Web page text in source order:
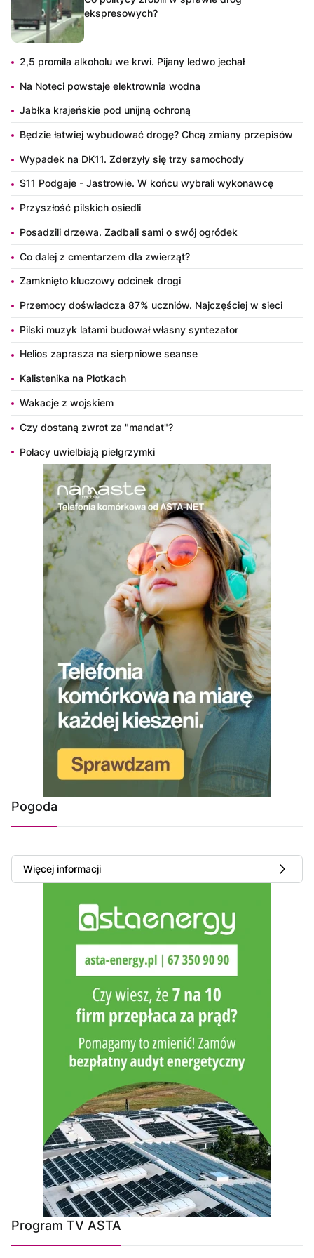
ekspresowych?
2,5 promila alkoholu we krwi. Pijany ledwo jechał
Na Noteci powstaje elektrownia wodna
Jabłka krajeńskie pod unijną ochroną
Będzie łatwiej wybudować drogę? Chcą zmiany przepisów
Wypadek na DK11. Zderzyły się trzy samochody
S11 Podgaje - Jastrowie. W końcu wybrali wykonawcę
Przyszłość pilskich osiedli
Posadzili drzewa. Zadbali sami o swój ogródek
Co dalej z cmentarzem dla zwierząt?
Zamknięto kluczowy odcinek drogi
Przemocy doświadcza 87% uczniów. Najczęściej w sieci
Pilski muzyk latami budował własny syntezator
Helios zaprasza na sierpniowe seanse
Kalistenika na Płotkach
Wakacje z wojskiem
Czy dostaną zwrot za "mandat"?
Polacy uwielbiają pielgrzymki
Pogoda
Więcej informacji
Program TV ASTA